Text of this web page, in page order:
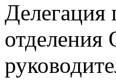
Делегация
отделения